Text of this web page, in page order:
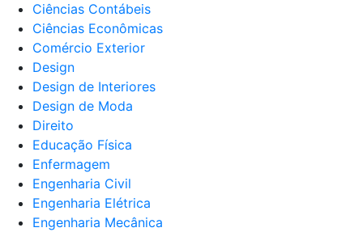
Ciências Contábeis
Ciências Econômicas
Comércio Exterior
Design
Design de Interiores
Design de Moda
Direito
Educação Física
Enfermagem
Engenharia Civil
Engenharia Elétrica
Engenharia Mecânica